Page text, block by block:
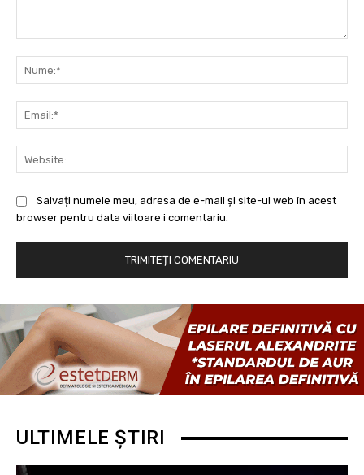
Salvați numele meu, adresa de e-mail și site-ul web în acest
browser pentru data viitoare i comentariu.
ULTIMELE ȘTIRI